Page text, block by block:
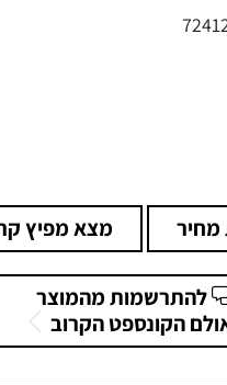
מצא מפיץ
להתרשמות מהמוצר
הקונספט הקרוב